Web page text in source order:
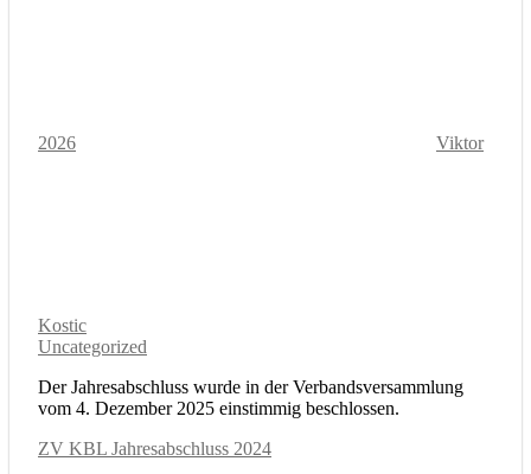
2026 Viktor
Kostic
Uncategorized
Der Jahresabschluss wurde in der Verbandsversammlung
vom 4. Dezember 2025 einstimmig beschlossen.
ZV KBL Jahresabschluss 2024